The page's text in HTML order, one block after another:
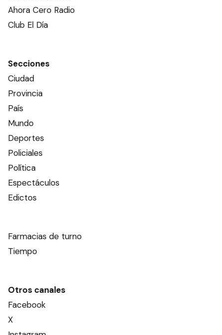
Ahora Cero Radio
Club El Día
Secciones
Ciudad
Provincia
País
Mundo
Deportes
Policiales
Política
Espectáculos
Edictos
Farmacias de turno
Tiempo
Otros canales
Facebook
X